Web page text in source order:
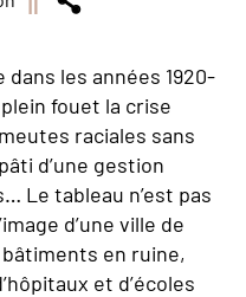
les années 1920-
fouet la crise
raciales sans
d’une gestion
Le tableau n’est pas
d’une ville de
en ruine,
et d’écoles